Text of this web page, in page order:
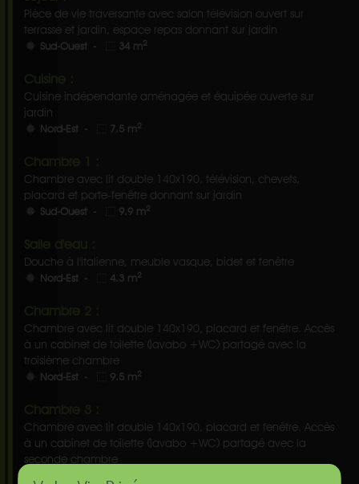
Pièce de vie traversante avec salon télévision ouvert sur
terrasse et jardin, espace repas donnant sur jardin
Sud-Ouest -
34 m2
Cuisine :
Cuisine indépendante aménagée et équipée ouverte sur
jardin
Nord-Est -
7.5 m2
Chambre 1 :
Chambre avec lit double 140x190, télévision, chevets,
placard et porte-fenêtre donnant sur jardin
Sud-Ouest -
9.9 m2
Salle d'eau :
Douche à l'italienne, meuble vasque, bidet et fenêtre
Nord-Est -
4.3 m2
Chambre 2 :
Chambre avec lit double 140x190, placard et fenêtre. Accès
à un cabinet de toilette (lavabo +WC) partagé avec la
troisième chambre
Nord-Est -
9.5 m2
Chambre 3 :
Chambre avec lit double 140x190, placard et fenêtre. Accès
à un cabinet de toilette (lavabo +WC) partagé avec la
seconde chambre